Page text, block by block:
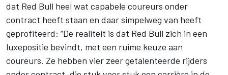
dat Red Bull heel wat capabele coureurs onder
contract heeft staan en daar simpelweg van heeft
geprofiteerd: “De realiteit is dat Red Bull zich in een
luxepositie bevindt, met een ruime keuze aan
coureurs. Ze hebben vier zeer getalenteerde rijders